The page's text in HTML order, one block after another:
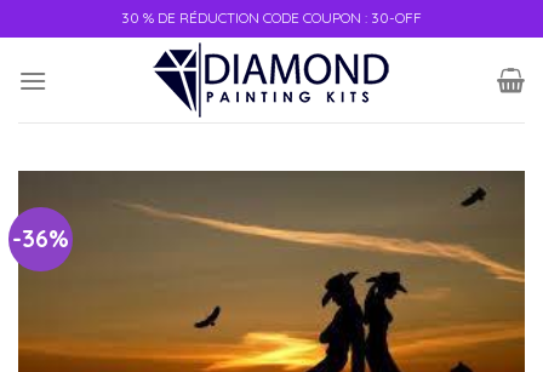
30 % DE RÉDUCTION CODE COUPON : 30-OFF
-36%